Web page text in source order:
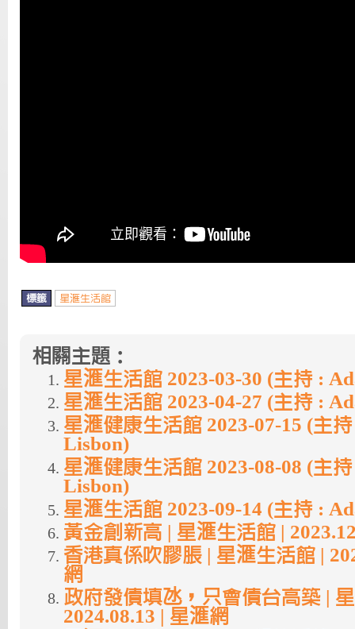
標籤 星滙生活館
相關主題：
星滙生活館 2023-03-30 (主持 :
星滙生活館 2023-04-27 (主持 :
星滙健康生活館 2023-07-15 (主
Lisbon)
星滙健康生活館 2023-08-08 (主
Lisbon)
星滙生活館 2023-09-14 (主持 :
黃金創新高 | 星滙生活館 |
香港真係吹膠脹 | 星滙生活館 |
網
政府發債填氹，只會債台高築 |
2024.08.13 | 星滙網